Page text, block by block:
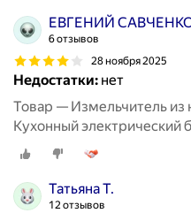
ЕВГЕНИЙ
6 отзывов
28 ноября 2025
Недостатки: нет
Товар — Измельчитель
Кухонный электрический
Татьяна Т.
12 отзывов